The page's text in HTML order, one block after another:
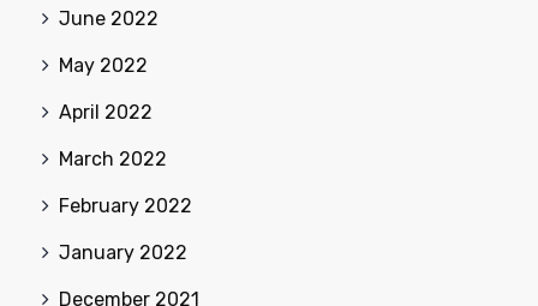
June 2022
May 2022
April 2022
March 2022
February 2022
January 2022
December 2021